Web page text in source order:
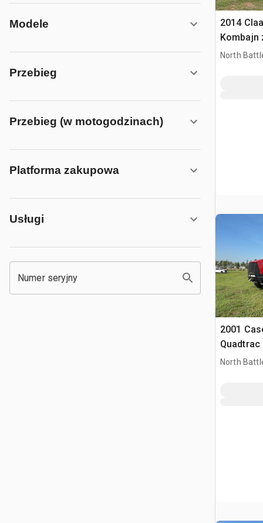
Modele
Przebieg
Przebieg (w motogodzinach)
Platforma zakupowa
Usługi
Numer seryjny
2014
Kombajn
North
2001
Quadtrac
North